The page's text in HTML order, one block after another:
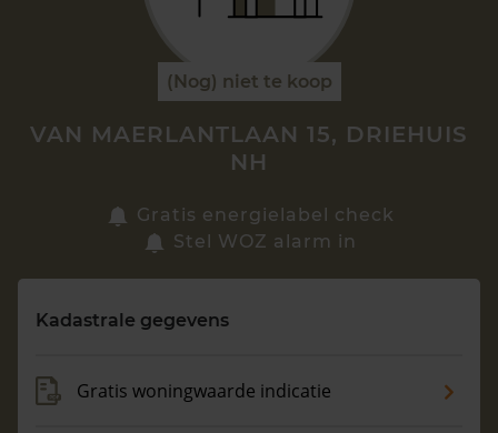
Vragen? Neem contact met ons op
088 220 4200
(Nog) niet te koop
VAN MAERLANTLAAN 15, DRIEHUIS
NH
Gratis energielabel check
Stel WOZ alarm in
Kadastrale gegevens
Gratis woningwaarde indicatie